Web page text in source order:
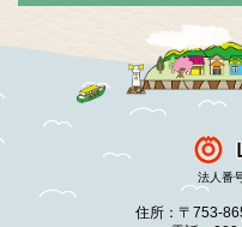
法人番
住所：〒753-